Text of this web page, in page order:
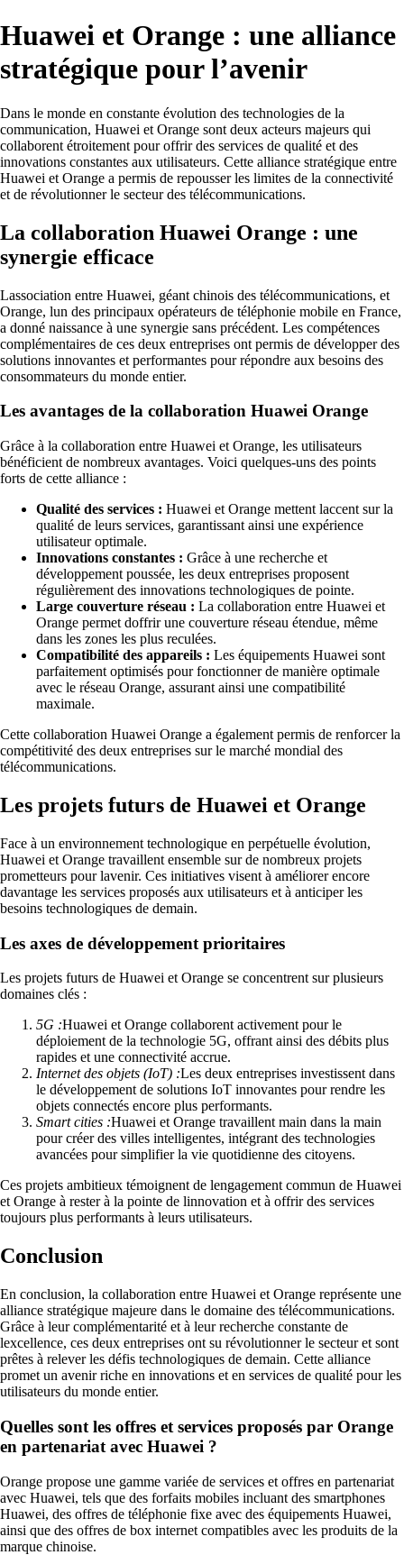
Huawei et Orange : une alliance
stratégique pour l’avenir
Dans le monde en constante évolution des technologies de la
communication, Huawei et Orange sont deux acteurs majeurs qui
collaborent étroitement pour offrir des services de qualité et des
innovations constantes aux utilisateurs. Cette alliance stratégique entre
Huawei et Orange a permis de repousser les limites de la connectivité
et de révolutionner le secteur des télécommunications.
La collaboration Huawei Orange : une
synergie efficace
Lassociation entre Huawei, géant chinois des télécommunications, et
Orange, lun des principaux opérateurs de téléphonie mobile en France,
a donné naissance à une synergie sans précédent. Les compétences
complémentaires de ces deux entreprises ont permis de développer des
solutions innovantes et performantes pour répondre aux besoins des
consommateurs du monde entier.
Les avantages de la collaboration Huawei Orange
Grâce à la collaboration entre Huawei et Orange, les utilisateurs
bénéficient de nombreux avantages. Voici quelques-uns des points
forts de cette alliance :
Qualité des services : Huawei et Orange mettent laccent sur la
qualité de leurs services, garantissant ainsi une expérience
utilisateur optimale.
Innovations constantes : Grâce à une recherche et
développement poussée, les deux entreprises proposent
régulièrement des innovations technologiques de pointe.
Large couverture réseau : La collaboration entre Huawei et
Orange permet doffrir une couverture réseau étendue, même
dans les zones les plus reculées.
Compatibilité des appareils : Les équipements Huawei sont
parfaitement optimisés pour fonctionner de manière optimale
avec le réseau Orange, assurant ainsi une compatibilité
maximale.
Cette collaboration Huawei Orange a également permis de renforcer la
compétitivité des deux entreprises sur le marché mondial des
télécommunications.
Les projets futurs de Huawei et Orange
Face à un environnement technologique en perpétuelle évolution,
Huawei et Orange travaillent ensemble sur de nombreux projets
prometteurs pour lavenir. Ces initiatives visent à améliorer encore
davantage les services proposés aux utilisateurs et à anticiper les
besoins technologiques de demain.
Les axes de développement prioritaires
Les projets futurs de Huawei et Orange se concentrent sur plusieurs
domaines clés :
5G :Huawei et Orange collaborent activement pour le
déploiement de la technologie 5G, offrant ainsi des débits plus
rapides et une connectivité accrue.
Internet des objets (IoT) :Les deux entreprises investissent dans
le développement de solutions IoT innovantes pour rendre les
objets connectés encore plus performants.
Smart cities :Huawei et Orange travaillent main dans la main
pour créer des villes intelligentes, intégrant des technologies
avancées pour simplifier la vie quotidienne des citoyens.
Ces projets ambitieux témoignent de lengagement commun de Huawei
et Orange à rester à la pointe de linnovation et à offrir des services
toujours plus performants à leurs utilisateurs.
Conclusion
En conclusion, la collaboration entre Huawei et Orange représente une
alliance stratégique majeure dans le domaine des télécommunications.
Grâce à leur complémentarité et à leur recherche constante de
lexcellence, ces deux entreprises ont su révolutionner le secteur et sont
prêtes à relever les défis technologiques de demain. Cette alliance
promet un avenir riche en innovations et en services de qualité pour les
utilisateurs du monde entier.
Quelles sont les offres et services proposés par Orange
en partenariat avec Huawei ?
Orange propose une gamme variée de services et offres en partenariat
avec Huawei, tels que des forfaits mobiles incluant des smartphones
Huawei, des offres de téléphonie fixe avec des équipements Huawei,
ainsi que des offres de box internet compatibles avec les produits de la
marque chinoise.